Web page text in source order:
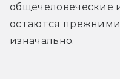
общечеловеческие
остаются
изначально.